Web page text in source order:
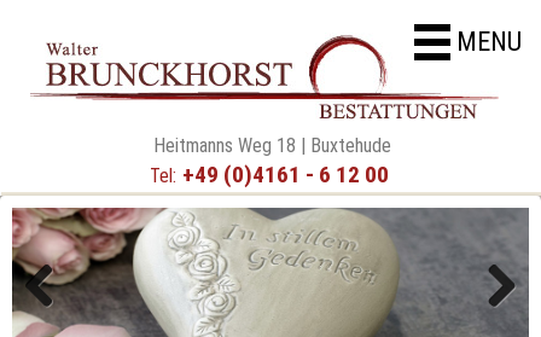
MENU
Heitmanns Weg 18 | Buxtehude
Tel: +49 (0)4161 - 6 12 00
Previous